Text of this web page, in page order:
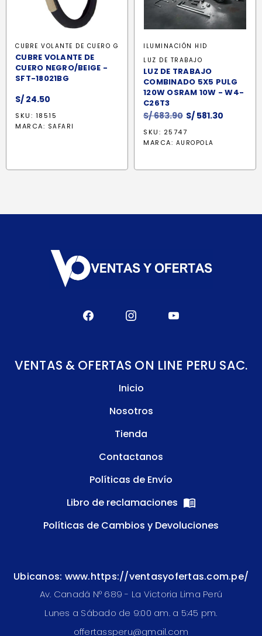
CUBRE VOLANTE DE CUERO G
CUBRE VOLANTE DE
CUERO NEGRO/BEIGE -
SFT-18021BG
S/ 24.50
SKU: 18515
MARCA: SAFARI
ILUMINACIÓN HID
LUZ DE TRABAJO
LUZ DE TRABAJO
COMBINADO 5X5 PULG
120W OSRAM 10W - W4-
C26T3
S/683.90 El
precio
original
S/ 581.30
SKU: 25747
MARCA: AUROPOLA
VENTAS & OFERTAS ON LINE PERU SAC.
Inicio
Nosotros
Tienda
Contactanos
Políticas de Envío
Libro de reclamaciones
Políticas de Cambios y Devoluciones
Ubicanos: www.https://ventasyofertas.com.pe/
Av. Canadá N° 689 - La Victoria Lima Perú
Lunes a Sábado de 9:00 am. a 5:45 pm.
offertassperu@gmail.com